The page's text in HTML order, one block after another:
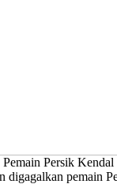
Persik Kendal
digagalkan pemain